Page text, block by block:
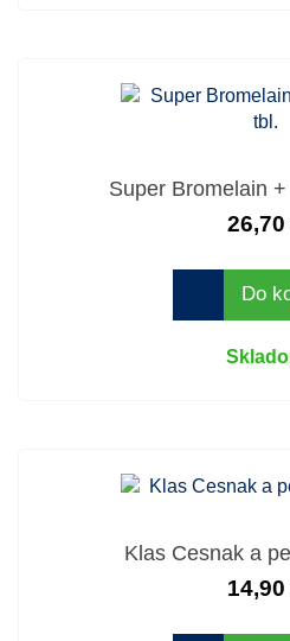
Super Bromelain
26,70
Do
Klas Cesnak a
14,90